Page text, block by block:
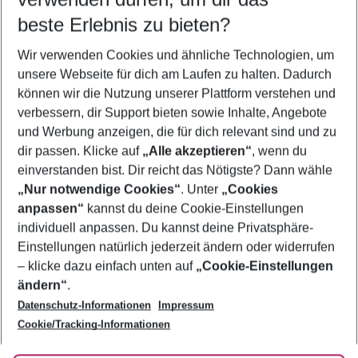
5-8 Nächte
2 Erwachsene Keine Kinder
Mehr Filter anzeigen
Footer
Footer navigation
Über uns
AGB
Bestpreisgarantie
Cookie-Einstellungen ändern
Cookie-Richtlinie
Agenturbetreuung
Barrierefreies Reisen
Folge uns
beste Erlebnis zu bieten?
Wir verwenden Cookies und ähnliche Technologien, um
unsere Webseite für dich am Laufen zu halten. Dadurch
können wir die Nutzung unserer Plattform verstehen und
verbessern, dir Support bieten sowie Inhalte, Angebote
und Werbung anzeigen, die für dich relevant sind und zu
dir passen. Klicke auf „Alle akzeptieren“, wenn du
einverstanden bist. Dir reicht das Nötigste? Dann wähle
„Nur notwendige Cookies“. Unter „Cookies
anpassen“ kannst du deine Cookie-Einstellungen
individuell anpassen. Du kannst deine Privatsphäre-
Einstellungen natürlich jederzeit ändern oder widerrufen
– klicke dazu einfach unten auf „Cookie-Einstellungen
ändern“.
Datenschutz-Informationen
Impressum
Cookie/Tracking-Informationen